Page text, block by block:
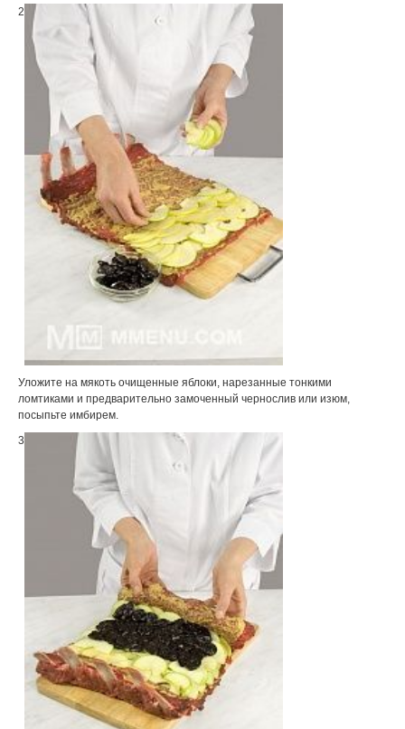
2
Уложите на мякоть очищенные яблоки, нарезанные тонкими
ломтиками и предварительно замоченный чернослив или изюм,
посыпьте имбирем.
3